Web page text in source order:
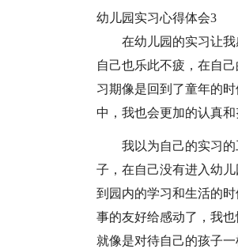
幼儿园实习心得体会3
在幼儿园的实习让
自己也乐此不疲，在自
习期像是回到了童年的
中，我也会更加的认真
我以为自己的实习
子，在自己没有进入幼
到园内的学习和生活的
事的友好给感动了，我
就像是对待自己的孩子